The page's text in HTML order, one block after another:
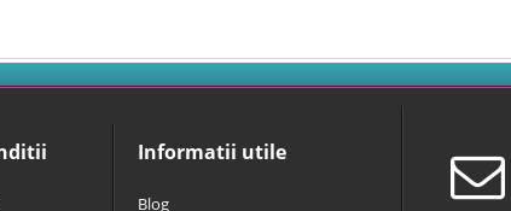
Informatii utile
Blog